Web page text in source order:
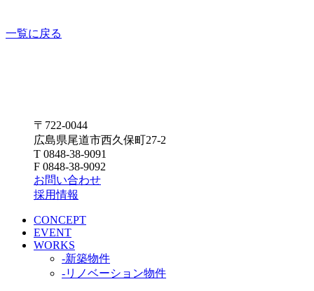
一覧に戻る
〒722-0044
広島県尾道市西久保町27-2
T 0848-38-9091
F 0848-38-9092
お問い合わせ
採用情報
CONCEPT
EVENT
WORKS
-新築物件
-リノベーション物件